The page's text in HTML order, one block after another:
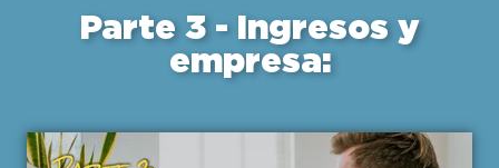
Parte 3 - Ingresos y
empresa: